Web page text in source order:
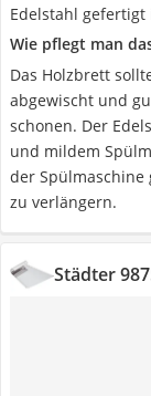
Edelstahl
Wie pflegt man
Das Holzbrett
abgewischt und
schonen. Der
und mildem
der Spülmaschine
zu verlängern.
Städter